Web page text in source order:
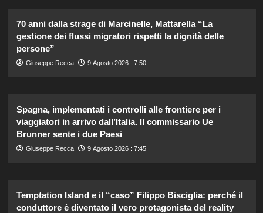
70 anni dalla strage di Marcinelle, Mattarella “La
gestione dei flussi migratori rispetti la dignità delle
persone”
Giuseppe Recca 9 Agosto 2026 : 7:50
Spagna, implementati i controlli alle frontiere per i
viaggiatori in arrivo dall’Italia. Il commissario Ue
Brunner sente i due Paesi
Giuseppe Recca 9 Agosto 2026 : 7:45
Temptation Island e il “caso” Filippo Bisciglia: perché il
conduttore è diventato il vero protagonista del reality